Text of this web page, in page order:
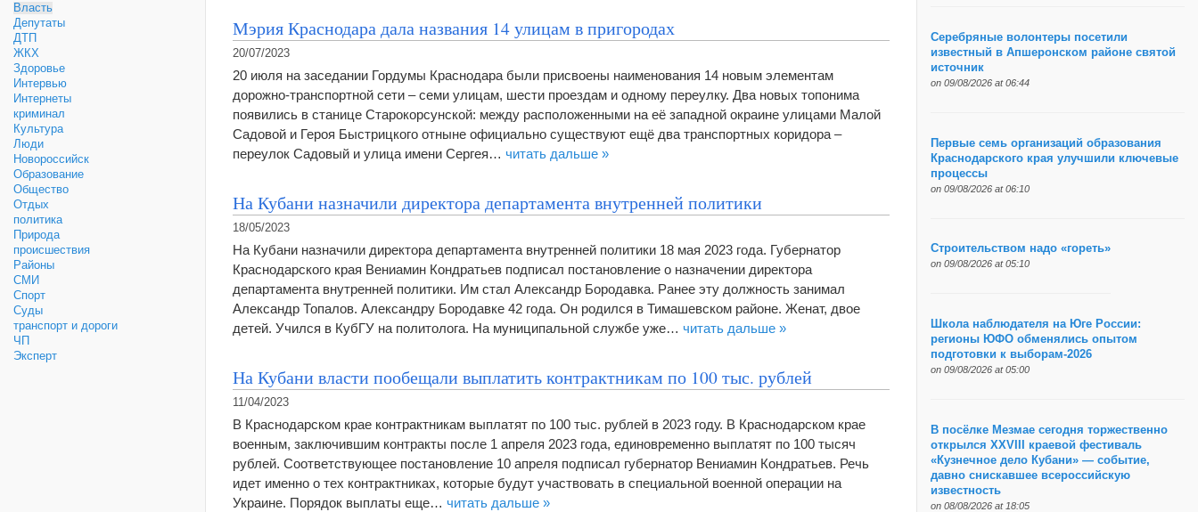
Власть
Депутаты
ДТП
ЖКХ
Здоровье
Интервью
Интернеты
криминал
Культура
Люди
Новороссийск
Образование
Общество
Отдых
политика
Природа
происшествия
Районы
СМИ
Спорт
Суды
транспорт и дороги
ЧП
Эксперт
Мэрия Краснодара дала названия 14 улицам в пригородах
20/07/2023
20 июля на заседании Гордумы Краснодара были присвоены наименования 14 новым элементам
дорожно-транспортной сети – семи улицам, шести проездам и одному переулку. Два новых топонима
появились в станице Старокорсунской: между расположенными на её западной окраине улицами Малой
Садовой и Героя Быстрицкого отныне официально существуют ещё два транспортных коридора –
переулок Садовый и улица имени Сергея… читать дальше »
На Кубани назначили директора департамента внутренней политики
18/05/2023
На Кубани назначили директора департамента внутренней политики 18 мая 2023 года. Губернатор
Краснодарского края Вениамин Кондратьев подписал постановление о назначении директора
департамента внутренней политики. Им стал Александр Бородавка. Ранее эту должность занимал
Александр Топалов. Александру Бородавке 42 года. Он родился в Тимашевском районе. Женат, двое
детей. Учился в КубГУ на политолога. На муниципальной службе уже… читать дальше »
На Кубани власти пообещали выплатить контрактникам по 100 тыс. рублей
11/04/2023
В Краснодарском крае контрактникам выплатят по 100 тыс. рублей в 2023 году. В Краснодарском крае
военным, заключившим контракты после 1 апреля 2023 года, единовременно выплатят по 100 тысяч
рублей. Соответствующее постановление 10 апреля подписал губернатор Вениамин Кондратьев. Речь
идет именно о тех контрактниках, которые будут участвовать в специальной военной операции на
Украине. Порядок выплаты еще… читать дальше »
Серебряные волонтеры посетили
известный в Апшеронском районе святой
источник
on 09/08/2026 at 06:44
Первые семь организаций образования
Краснодарского края улучшили ключевые
процессы
on 09/08/2026 at 06:10
Строительством надо «гореть»
on 09/08/2026 at 05:10
Школа наблюдателя на Юге России:
регионы ЮФО обменялись опытом
подготовки к выборам-2026
on 09/08/2026 at 05:00
В посёлке Мезмае сегодня торжественно
открылся XXVIII краевой фестиваль
«Кузнечное дело Кубани» — событие,
давно снискавшее всероссийскую
известность
on 08/08/2026 at 18:05